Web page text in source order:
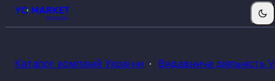
Каталог компаній України Видавнича діяльність